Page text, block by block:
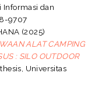
Informasi dan
9707
(2025)
ALAT CAMPING
: SILO OUTDOOR
Universitas